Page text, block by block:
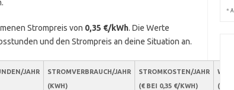
Strompreis von 0,35 €/kWh. Die Werte
und den Strompreis an deine Situation an.
JAHR
STROMVERBRAUCH/JAHR
(KWH)
STROMKOSTEN/JAHR
(€ BEI 0,35 €/KWH)
(€)
*